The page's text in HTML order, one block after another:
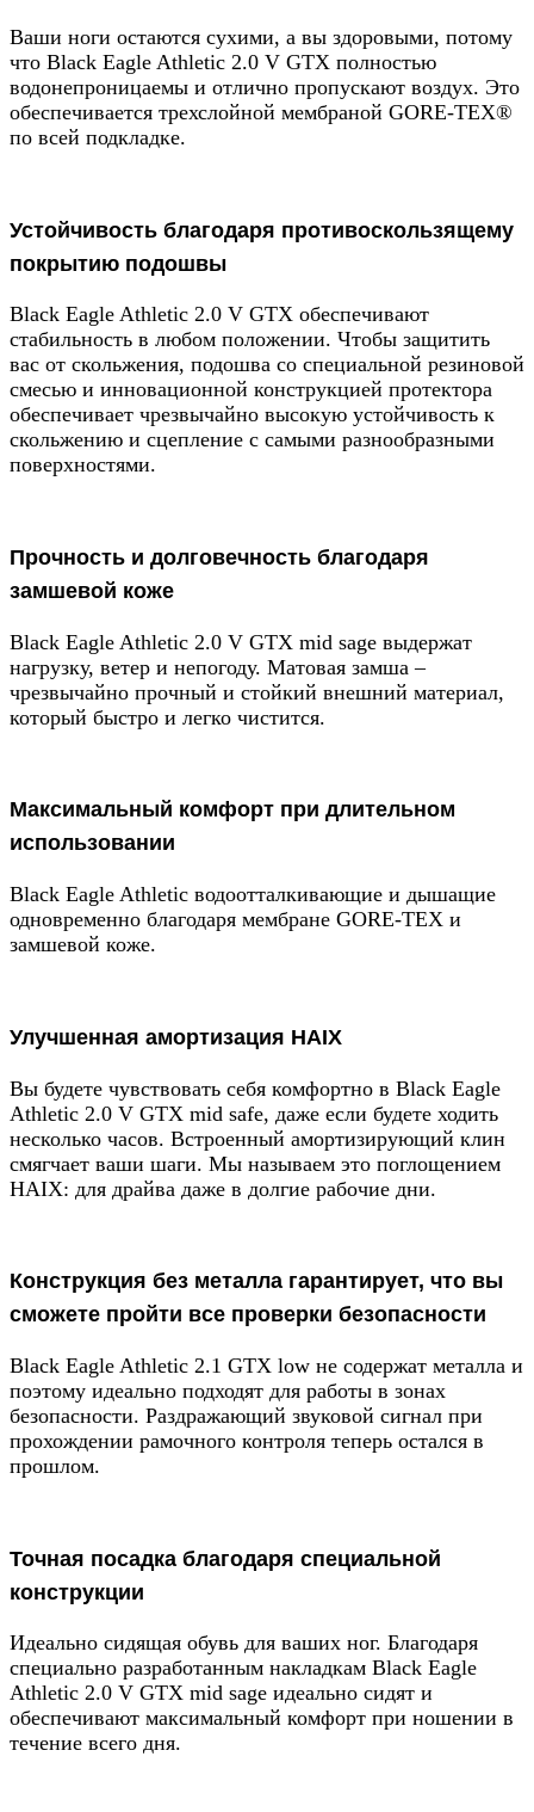
Ваши ноги остаются сухими, а вы здоровыми, потому
что Black Eagle Athletic 2.0 V GTX полностью
водонепроницаемы и отлично пропускают воздух. Это
обеспечивается трехслойной мембраной GORE-TEX®
по всей подкладке.
Устойчивость благодаря противоскользящему
покрытию подошвы
Black Eagle Athletic 2.0 V GTX обеспечивают
стабильность в любом положении. Чтобы защитить
вас от скольжения, подошва со специальной резиновой
смесью и инновационной конструкцией протектора
обеспечивает чрезвычайно высокую устойчивость к
скольжению и сцепление с самыми разнообразными
поверхностями.
Прочность и долговечность благодаря
замшевой коже
Black Eagle Athletic 2.0 V GTX mid sage выдержат
нагрузку, ветер и непогоду. Матовая замша –
чрезвычайно прочный и стойкий внешний материал,
который быстро и легко чистится.
Максимальный комфорт при длительном
использовании
Black Eagle Athletic водоотталкивающие и дышащие
одновременно благодаря мембране GORE-TEX и
замшевой коже.
Улучшенная амортизация HAIX
Вы будете чувствовать себя комфортно в Black Eagle
Athletic 2.0 V GTX mid safe, даже если будете ходить
несколько часов. Встроенный амортизирующий клин
смягчает ваши шаги. Мы называем это поглощением
HAIX: для драйва даже в долгие рабочие дни.
Конструкция без металла гарантирует, что вы
сможете пройти все проверки безопасности
Black Eagle Athletic 2.1 GTX low не содержат металла и
поэтому идеально подходят для работы в зонах
безопасности. Раздражающий звуковой сигнал при
прохождении рамочного контроля теперь остался в
прошлом.
Точная посадка благодаря специальной
конструкции
Идеально сидящая обувь для ваших ног. Благодаря
специально разработанным накладкам Black Eagle
Athletic 2.0 V GTX mid sage идеально сидят и
обеспечивают максимальный комфорт при ношении в
течение всего дня.